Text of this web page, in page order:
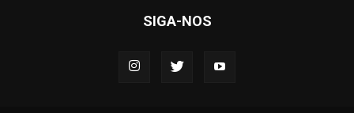
SIGA-NOS